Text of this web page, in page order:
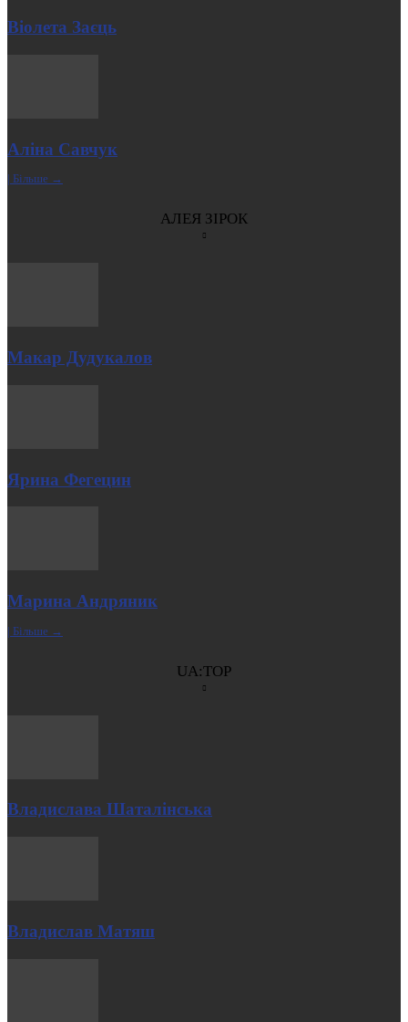
Віолета Заєць
Аліна Савчук
| Більше →
АЛЕЯ ЗІРОК
Макар Дудукалов
Ярина Фегецин
Марина Андряник
| Більше →
UA:TOP
Владислава Шаталінська
Владислав Матяш